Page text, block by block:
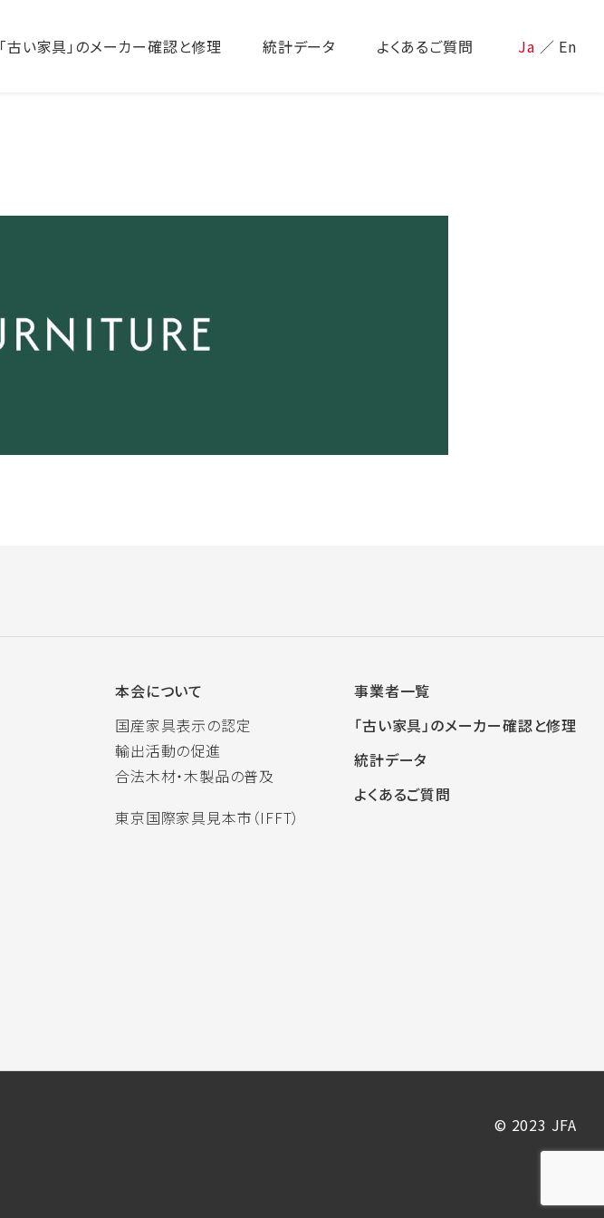
「古い家具」のメーカー確認と修理 統計データ よくあるご質問 Ja ／ En
本会について
国産家具表示の認定
輸出活動の促進
合法木材・木製品の普及
東京国際家具見本市（IFFT）
事業者一覧
「古い家具」のメーカー確認と修理
統計データ
よくあるご質問
© 2023 JFA